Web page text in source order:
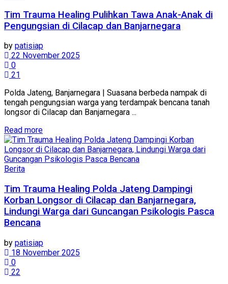
Tim Trauma Healing Pulihkan Tawa Anak-Anak di
Pengungsian di Cilacap dan Banjarnegara
by patisiap
22 November 2025
0
21
Polda Jateng, Banjarnegara | Suasana berbeda nampak di
tengah pengungsian warga yang terdampak bencana tanah
longsor di Cilacap dan Banjarnegara ...
Read moreDetails
Berita
Tim Trauma Healing Polda Jateng Dampingi
Korban Longsor di Cilacap dan Banjarnegara,
Lindungi Warga dari Guncangan Psikologis Pasca
Bencana
by patisiap
18 November 2025
0
22